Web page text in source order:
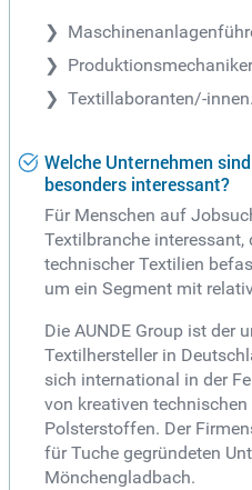
Textillaboranten/-innen.
Welche Unternehmen
besonders interessant?
Für Menschen auf
Textilbranche
technischer Textilien
um ein Segment mit
Die AUNDE Group ist der
Textilhersteller in
sich international in der
von kreativen
Polsterstoffen. Der
für Tuche gegründeten
Mönchengladbach.